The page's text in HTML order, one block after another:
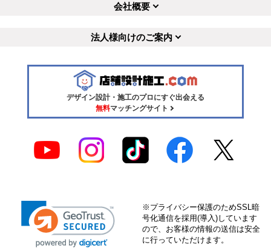
会社概要
法人様向けのご案内
デザイン設計・施工のプロにすぐ出会える
無料マッチングサイト
※プライバシー保護のためSSL暗
号化通信を採用(導入)しています
ので、お客様の情報の送信は安全
に行っていただけます。